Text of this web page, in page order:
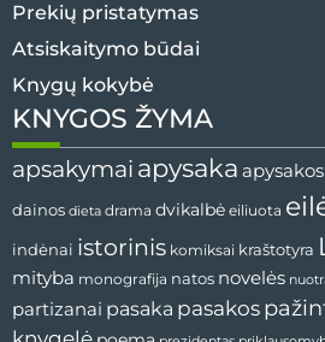
Prekių pristatymas
Atsiskaitymo būdai
Knygų kokybė
KNYGOS ŽYMA
apsakymai apysaka apysakos
dainos dieta drama dvikalbė eiliuota
indėnai istorinis komiksai kraštotyra
mityba monografija natos novelės
partizanai pasaka pasakos